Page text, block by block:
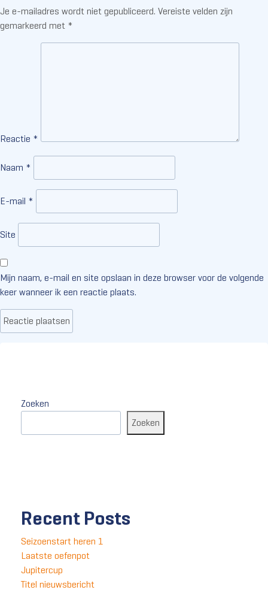
Je e-mailadres wordt niet gepubliceerd. Vereiste velden zijn
gemarkeerd met *
Reactie *
Naam *
E-mail *
Site
Mijn naam, e-mail en site opslaan in deze browser voor de volgende
keer wanneer ik een reactie plaats.
Zoeken
Zoeken
Recent Posts
Seizoenstart heren 1
Laatste oefenpot
Jupitercup
Titel nieuwsbericht